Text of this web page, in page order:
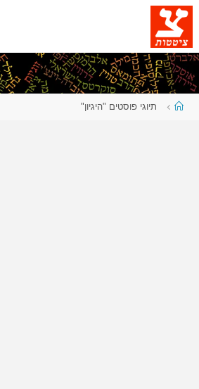
דלגו
לתוכן
עמודתיוגי פוסטים "היגיון"